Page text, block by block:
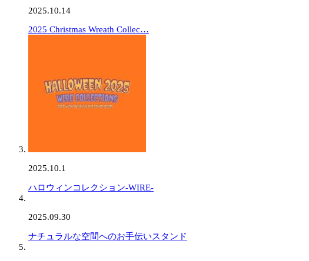
2025.10.14
2025 Christmas Wreath Collec…
2025.10.1
ハロウィンコレクション-WIRE-
2025.09.30
ナチュラルな空間へのお手伝いスタンド